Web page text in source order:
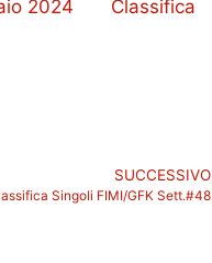
2024
Classifica
SUCCESSIVO
Singoli FIMI/GFK Sett.#48